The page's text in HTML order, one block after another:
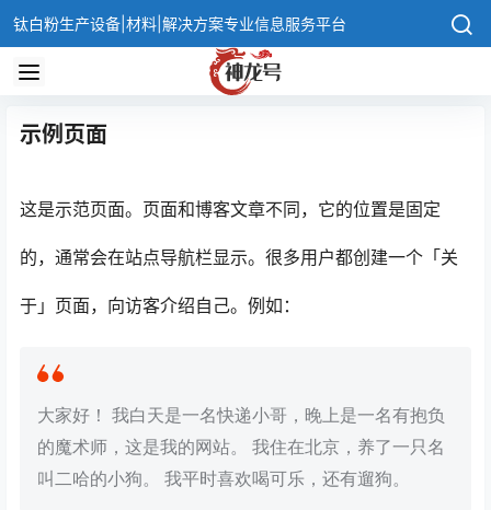
钛白粉生产设备|材料|解决方案专业信息服务平台
示例页面
这是示范页面。页面和博客文章不同，它的位置是固定
的，通常会在站点导航栏显示。很多用户都创建一个「关
于」页面，向访客介绍自己。例如：
大家好！ 我白天是一名快递小哥，晚上是一名有抱负
的魔术师，这是我的网站。 我住在北京，养了一只名
叫二哈的小狗。 我平时喜欢喝可乐，还有遛狗。